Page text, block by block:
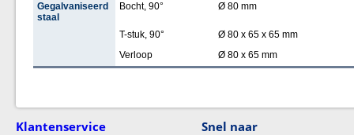
Gegalvaniseerd
staal
Bocht, 90° Ø 80 mm
T-stuk, 90°
Ø 80 x 65 x 65 mm
Verloop
Ø 80 x 65 mm
Klantenservice Snel naar